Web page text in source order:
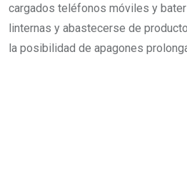
cargados teléfonos móviles y
linternas y abastecerse de
la posibilidad de apagones